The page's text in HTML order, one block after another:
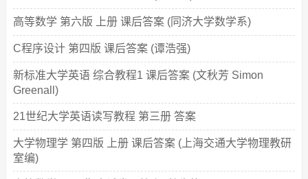
高等数学 第六版 上册 课后答案 (同济大学数学系)
C程序设计 第四版 课后答案 (谭浩强)
新标准大学英语 综合教程1 课后答案 (文秋芳 Simon
Greenall)
21世纪大学英语读写教程 第三册 答案
大学物理学 第四版 上册 课后答案 (上海交通大学物理教研
室编)